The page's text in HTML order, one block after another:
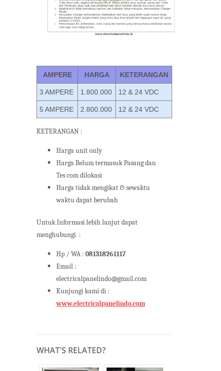
AMPERE HARGA KETERANGAN
3 AMPERE 1.800.000 12 & 24 VDC
5 AMPERE 2.800.000 12 & 24 VDC
KETERANGAN :
Harga unit only
Harga Belum termasuk Pasang dan
Tes com dilokasi
Harga tidak mengikat & sewaktu
waktu dapat berubah
Untuk Informasi lebih lanjut dapat
menghubungi :
Hp / WA : 081318261117
Email :
electricalpanelindo@gmail.com
Kunjungi kami di :
www.electricalpanelindo.com
WHAT'S RELATED?